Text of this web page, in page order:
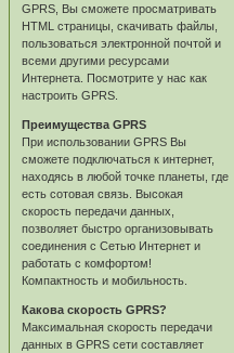
GPRS, Вы сможете просматривать
HTML страницы, скачивать файлы,
пользоваться электронной почтой и
всеми другими ресурсами
Интернета. Посмотрите у нас как
настроить GPRS.
Преимущества GPRS
При использовании GPRS Вы
сможете подключаться к интернет,
находясь в любой точке планеты, где
есть сотовая связь. Высокая
скорость передачи данных,
позволяет быстро организовывать
соединения с Сетью Интернет и
работать с комфортом!
Компактность и мобильность.
Какова скорость GPRS?
Максимальная скорость передачи
данных в GPRS сети составляет